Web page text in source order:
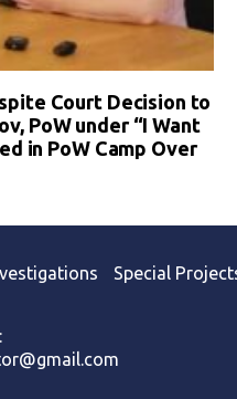
Court Decision to
PoW under “I Want
in PoW Camp Over
Special